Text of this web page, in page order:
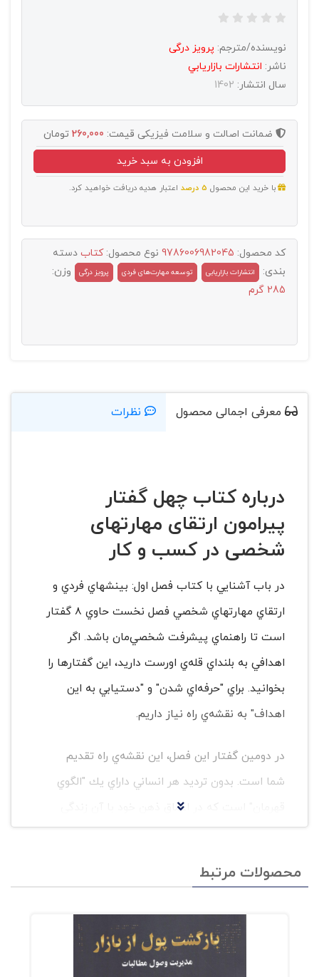
نویسنده/مترجم: پرویز درگی
ناشر: انتشارات بازاريابي
سال انتشار: 1402
ضمانت اصالت و سلامت فیزیکی قیمت: 260,000 تومان
افزودن به سبد خرید
با خرید این محصول 5 درصد اعتبار هدیه دریافت خواهید کرد.
کد محصول: 9786006982045 نوع محصول:کتاب دسته
بندی:
انتشارات بازاریابی توسعه مهارت‌های فردی پرویز درگی
وزن:
285 گرم
معرفی اجمالی محصول نظرات
درباره کتاب چهل گفتار
پیرامون ارتقای مهارتهای
شخصی در کسب و کار
در باب آشنايي با كتاب فصل اول: بينشهاي فردي و
ارتقاي مهارتهاي شخصي فصل نخست حاوي 8 گفتار
است تا راهنماي پيشرفت شخصي‌مان باشد. اگر
اهدافي به بلنداي قله‌ي اورست داريد، اين گفتارها را
بخوانيد. براي "حرفه‌اي شدن" و "دستيابي به اين
اهداف" به نقشه‌ي راه نياز داريم.
در دومين گفتار اين فصل، اين نقشه‌ي راه تقديم
شما است. بدون ترديد هر انساني داراي يك "الگوي
قهرمان" است كه در اعماق ذهن خود با آن زندگي
قهرمان شدن" را بپردازد كه عبارت است از: پذيرش
مهارتها. در كمال تعجب، همراه اين "الگوي قهرمان"
بايد بتوانيم با جسارت و بي‌پروايي "مديريت نادان
محصولات مرتبط